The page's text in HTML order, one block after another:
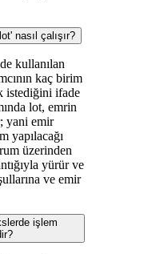
nasıl çalışır?
kullanılan
kaç birim
istediğini ifade
lot, emrin
yani emir
yapılacağı
üzerinden
yürür ve
ve emir
işlem